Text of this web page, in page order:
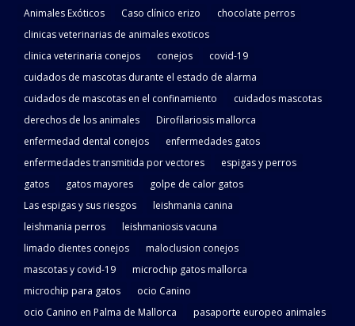
Animales Exóticos Caso clínico erizo
chocolate perros
clinicas veterinarias de animales exoticos
clinica veterinaria conejos
conejos
covid-19
cuidados de mascotas durante el estado de alarma
cuidados de mascotas en el confinamiento
cuidados mascotas
derechos de los animales
Dirofilariosis mallorca
enfermedad dental conejos
enfermedades gatos
enfermedades transmitida por vectores
espigas y perros
gatos
gatos mayores
golpe de calor gatos
Las espigas y sus riesgos
leishmania canina
leishmania perros
leishmaniosis vacuna
limado dientes conejos
maloclusion conejos
mascotas y covid-19
microchip gatos mallorca
microchip para gatos
ocio Canino
ocio Canino en Palma de Mallorca
pasaporte europeo animales